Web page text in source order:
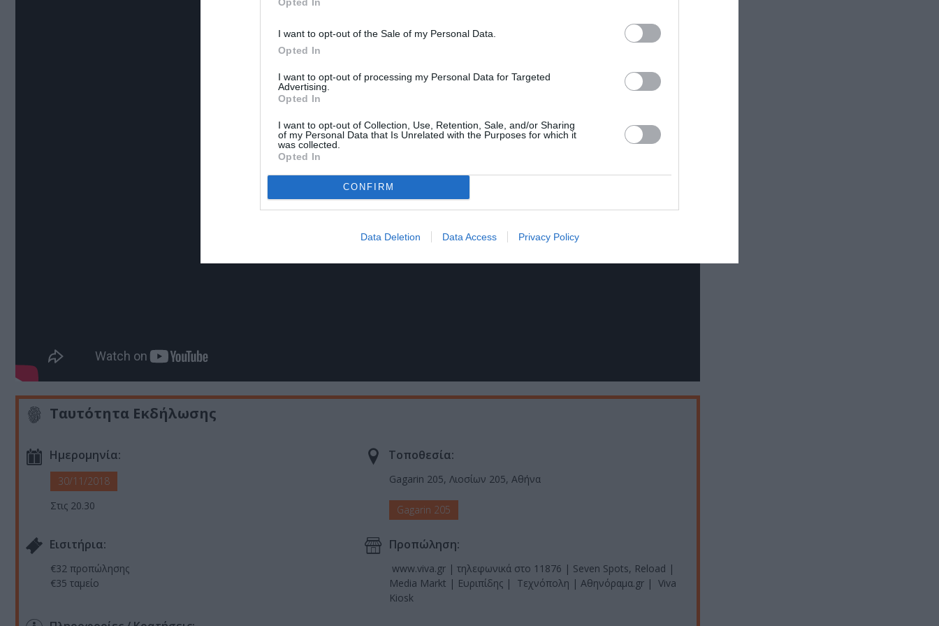
I want to opt-out of the Sale of my Personal Data.
Opted In
I want to opt-out of processing my Personal Data for Targeted
Advertising.
Opted In
I want to opt-out of Collection, Use, Retention, Sale, and/or Sharing
of my Personal Data that Is Unrelated with the Purposes for which it
was collected.
Opted In
CONFIRM
Data Deletion Data Access Privacy Policy
Ταυτότητα Εκδήλωσης
Ημερομηνία:
30/11/2018
Στις 20.30
Τοποθεσία:
Gagarin 205, Λιοσίων 205, Αθήνα
Gagarin 205
Eισιτήρια:
€32 προπώλησης
€35 ταμείο
Προπώληση:
www.viva.gr | τηλεφωνικά στο 11876 | Seven Spots, Reload |
Media Markt | Ευριπίδης | Τεχνόπολη | Αθηνόραμα.gr | Viva
Kiosk